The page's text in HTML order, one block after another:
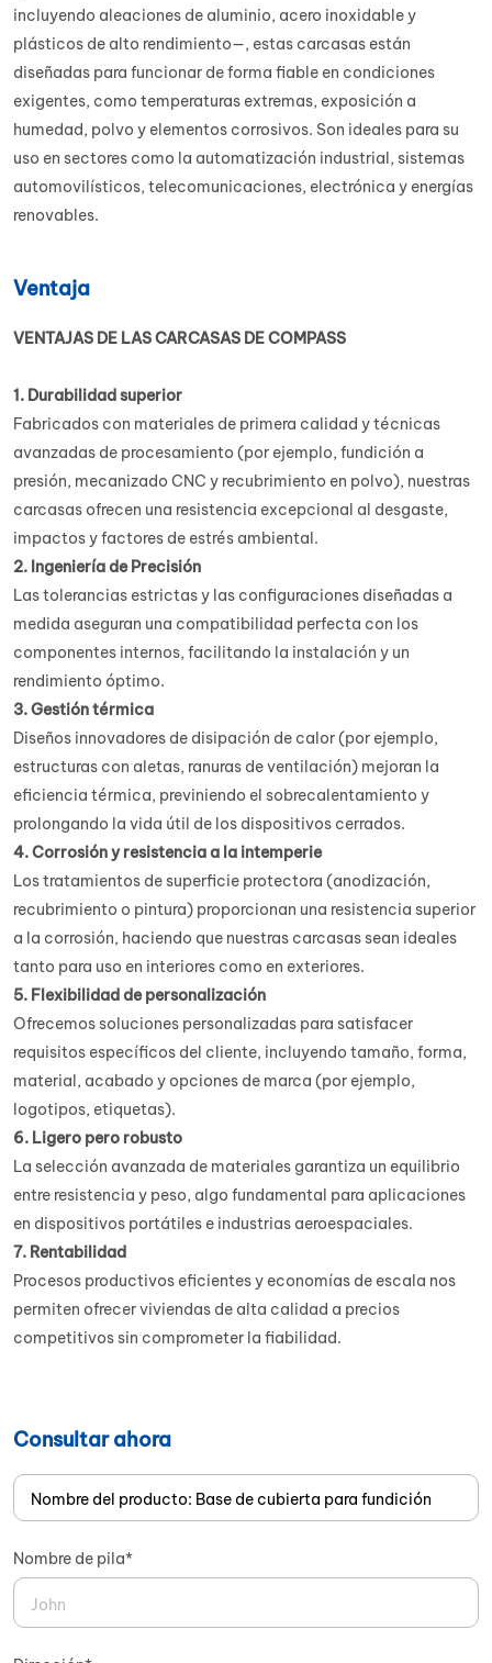
incluyendo aleaciones de aluminio, acero inoxidable y
plásticos de alto rendimiento—, estas carcasas están
diseñadas para funcionar de forma fiable en condiciones
exigentes, como temperaturas extremas, exposición a
humedad, polvo y elementos corrosivos. Son ideales para su
uso en sectores como la automatización industrial, sistemas
automovilísticos, telecomunicaciones, electrónica y energías
renovables.
Ventaja
VENTAJAS DE LAS CARCASAS DE COMPASS
1. Durabilidad superior
Fabricados con materiales de primera calidad y técnicas
avanzadas de procesamiento (por ejemplo, fundición a
presión, mecanizado CNC y recubrimiento en polvo), nuestras
carcasas ofrecen una resistencia excepcional al desgaste,
impactos y factores de estrés ambiental.
2. Ingeniería de Precisión
Las tolerancias estrictas y las configuraciones diseñadas a
medida aseguran una compatibilidad perfecta con los
componentes internos, facilitando la instalación y un
rendimiento óptimo.
3. Gestión térmica
Diseños innovadores de disipación de calor (por ejemplo,
estructuras con aletas, ranuras de ventilación) mejoran la
eficiencia térmica, previniendo el sobrecalentamiento y
prolongando la vida útil de los dispositivos cerrados.
4. Corrosión y resistencia a la intemperie
Los tratamientos de superficie protectora (anodización,
recubrimiento o pintura) proporcionan una resistencia superior
a la corrosión, haciendo que nuestras carcasas sean ideales
tanto para uso en interiores como en exteriores.
5. Flexibilidad de personalización
Ofrecemos soluciones personalizadas para satisfacer
requisitos específicos del cliente, incluyendo tamaño, forma,
material, acabado y opciones de marca (por ejemplo,
logotipos, etiquetas).
6. Ligero pero robusto
La selección avanzada de materiales garantiza un equilibrio
entre resistencia y peso, algo fundamental para aplicaciones
en dispositivos portátiles e industrias aeroespaciales.
7. Rentabilidad
Procesos productivos eficientes y economías de escala nos
permiten ofrecer viviendas de alta calidad a precios
competitivos sin comprometer la fiabilidad.
Consultar ahora
Nombre de pila*